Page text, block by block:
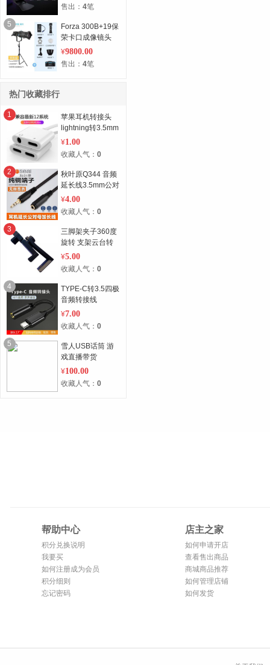
售出： 4笔
5
Forza 300B+19保
荣卡口成像镜头
+灯架
¥9800.00
售出： 4笔
热门收藏排行
1
苹果耳机转接头
lightning转3.5mm
¥1.00
收藏人气： 0
2
秋叶原Q344 音频
延长线3.5mm公对
母
¥4.00
收藏人气： 0
3
三脚架夹子360度
旋转 支架云台转
接座
¥5.00
收藏人气： 0
4
TYPE-C转3.5四极
音频转接线
¥7.00
收藏人气： 0
5
雪人USB话筒 游
戏直播带货
¥100.00
收藏人气： 0
帮助中心
积分兑换说明
我要买
如何注册成为会员
积分细则
忘记密码
店主之家
如何申请开店
查看售出商品
商城商品推荐
如何管理店铺
如何发货